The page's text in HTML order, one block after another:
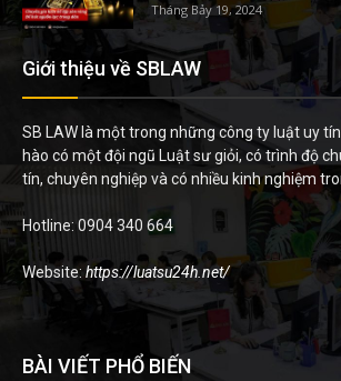
Tháng Bảy 19, 2024
Giới thiệu về SBLAW
SB LAW là một trong những công ty luật uy
hào có một đội ngũ Luật sư giỏi, có trình độ
tín, chuyên nghiệp và có nhiều kinh nghiệm
Hotline: 0904 340 664
Website: https://luatsu24h.net/
BÀI VIẾT PHỔ BIẾN